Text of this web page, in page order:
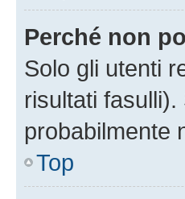
Perché non
Solo gli utenti
risultati
probabilmente
Top